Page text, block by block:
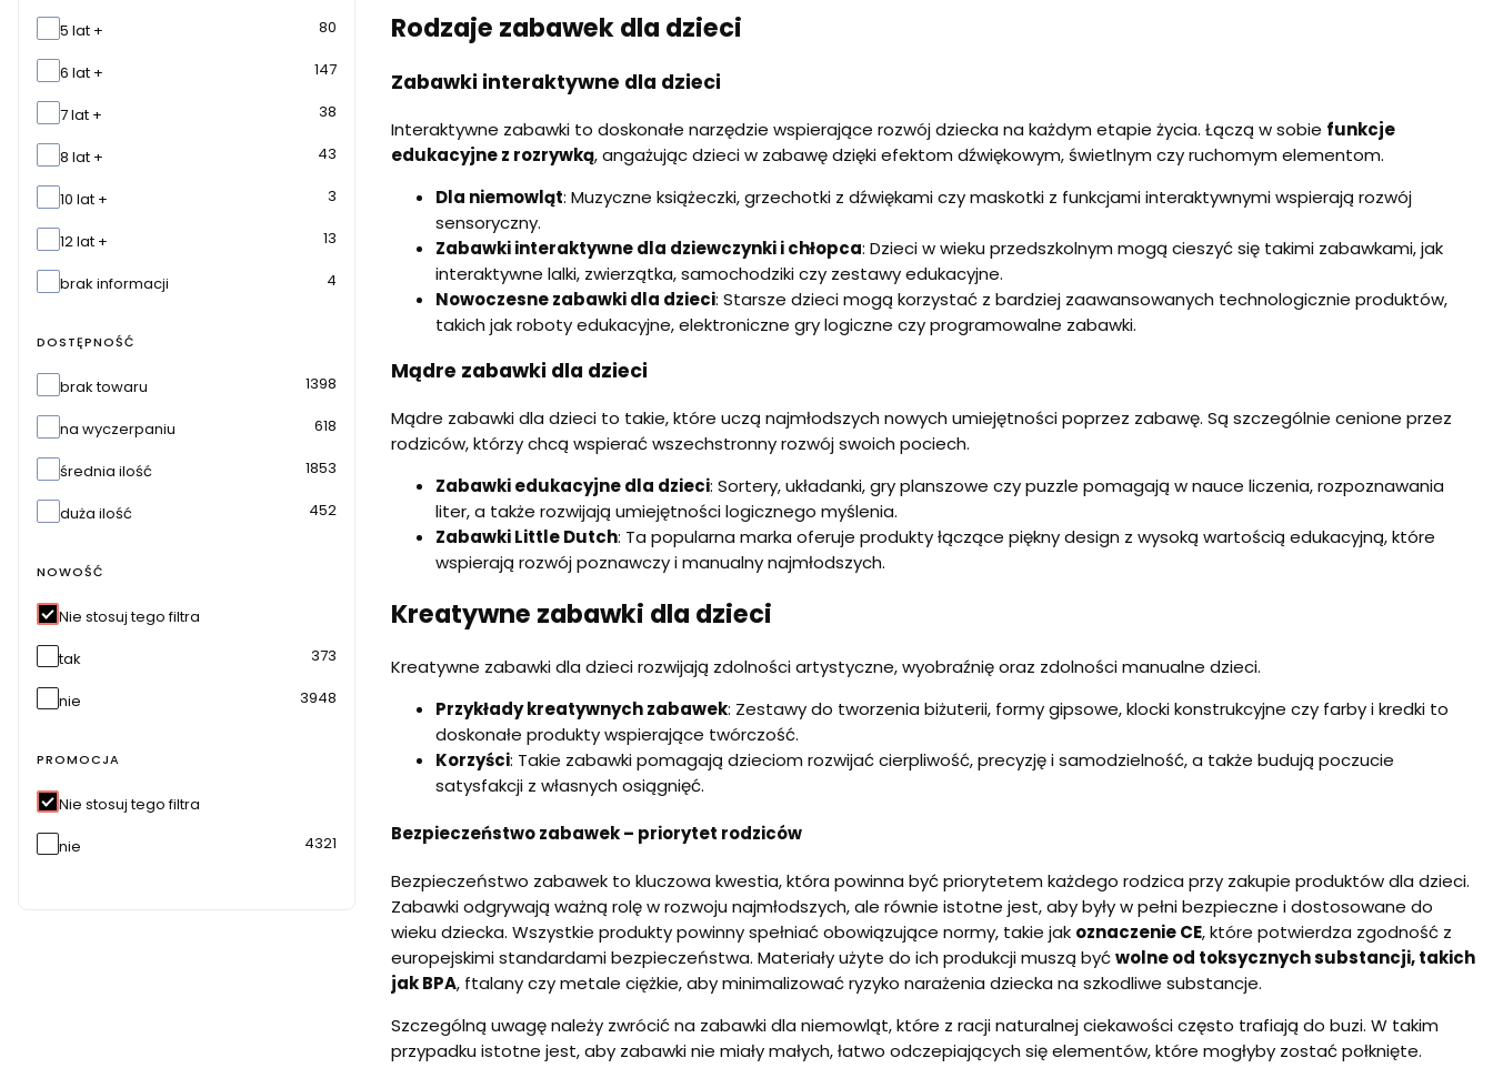
5 lat + 80
6 lat + 147
7 lat + 38
8 lat + 43
10 lat + 3
12 lat + 13
brak informacji 4
DOSTĘPNOŚĆ
Dostępność
brak towaru 1398
na wyczerpaniu 618
średnia ilość 1853
duża ilość 452
NOWOŚĆ
Nie stosuj tego filtra
tak
373
nie 3948
PROMOCJA
Nie stosuj tego filtra
nie
4321
Rodzaje zabawek dla dzieci
Zabawki interaktywne dla dzieci
Interaktywne zabawki to doskonałe narzędzie wspierające rozwój dziecka na każdym etapie życia. Łączą w sobie funkcje
edukacyjne z rozrywką, angażując dzieci w zabawę dzięki efektom dźwiękowym, świetlnym czy ruchomym elementom.
Dla niemowląt: Muzyczne książeczki, grzechotki z dźwiękami czy maskotki z funkcjami interaktywnymi wspierają rozwój
sensoryczny.
Zabawki interaktywne dla dziewczynki i chłopca: Dzieci w wieku przedszkolnym mogą cieszyć się takimi zabawkami, jak
interaktywne lalki, zwierzątka, samochodziki czy zestawy edukacyjne.
Nowoczesne zabawki dla dzieci: Starsze dzieci mogą korzystać z bardziej zaawansowanych technologicznie produktów,
takich jak roboty edukacyjne, elektroniczne gry logiczne czy programowalne zabawki.
Mądre zabawki dla dzieci
Mądre zabawki dla dzieci to takie, które uczą najmłodszych nowych umiejętności poprzez zabawę. Są szczególnie cenione przez
rodziców, którzy chcą wspierać wszechstronny rozwój swoich pociech.
Zabawki edukacyjne dla dzieci: Sortery, układanki, gry planszowe czy puzzle pomagają w nauce liczenia, rozpoznawania
liter, a także rozwijają umiejętności logicznego myślenia.
Zabawki Little Dutch: Ta popularna marka oferuje produkty łączące piękny design z wysoką wartością edukacyjną, które
wspierają rozwój poznawczy i manualny najmłodszych.
Kreatywne zabawki dla dzieci
Kreatywne zabawki dla dzieci rozwijają zdolności artystyczne, wyobraźnię oraz zdolności manualne dzieci.
Przykłady kreatywnych zabawek: Zestawy do tworzenia biżuterii, formy gipsowe, klocki konstrukcyjne czy farby i kredki to
doskonałe produkty wspierające twórczość.
Korzyści: Takie zabawki pomagają dzieciom rozwijać cierpliwość, precyzję i samodzielność, a także budują poczucie
satysfakcji z własnych osiągnięć.
Bezpieczeństwo zabawek – priorytet rodziców
Bezpieczeństwo zabawek to kluczowa kwestia, która powinna być priorytetem każdego rodzica przy zakupie produktów dla dzieci.
Zabawki odgrywają ważną rolę w rozwoju najmłodszych, ale równie istotne jest, aby były w pełni bezpieczne i dostosowane do
wieku dziecka. Wszystkie produkty powinny spełniać obowiązujące normy, takie jak oznaczenie CE, które potwierdza zgodność z
europejskimi standardami bezpieczeństwa. Materiały użyte do ich produkcji muszą byćwolne od toksycznych substancji, takich
jak BPA, ftalany czy metale ciężkie, aby minimalizować ryzyko narażenia dziecka na szkodliwe substancje.
Szczególną uwagę należy zwrócić na zabawki dla niemowląt, które z racji naturalnej ciekawości często trafiają do buzi. W takim
przypadku istotne jest, aby zabawki nie miały małych, łatwo odczepiających się elementów, które mogłyby zostać połknięte.